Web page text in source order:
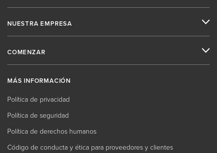
NUESTRA EMPRESA
COMENZAR
MÁS INFORMACIÓN
Política de privacidad
Política de seguridad
Política de derechos humanos
Código de conducta y ética para proveedores y clientes